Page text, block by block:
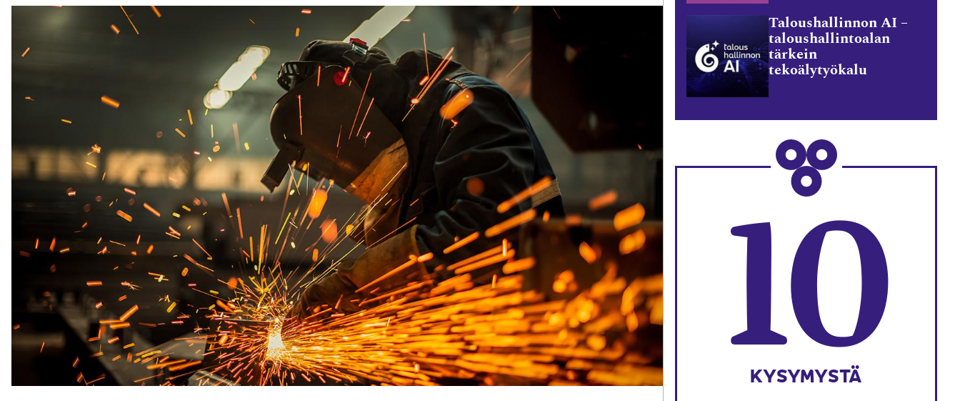
Taloushallinnon AI –
taloushallintoalan
tärkein
tekoälytyökalu
10
KYSYMYSTÄ